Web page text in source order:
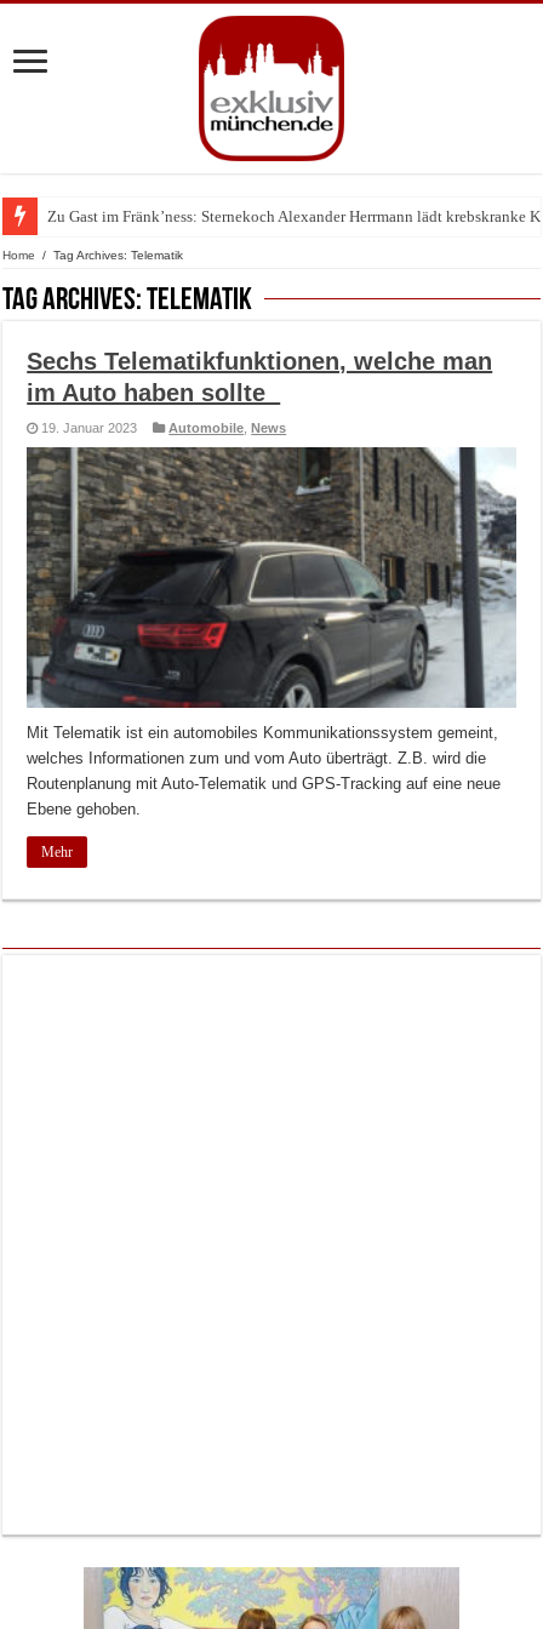
Zu Gast im Fränk’ness: Sternekoch Alexander Herrmann lädt krebskranke
Warum München gerade zum Treffpunkt der Lingerie-Branche wurde
Home / Tag Archives: Telematik
Tag Archives:Telematik
Sechs Telematikfunktionen, welche man
im Auto haben sollte
19. Januar 2023 Automobile ,News
Mit Telematik ist ein automobiles Kommunikationssystem gemeint,
welches Informationen zum und vom Auto überträgt. Z.B. wird die
Routenplanung mit Auto-Telematik und GPS-Tracking auf eine neue
Ebene gehoben.
Mehr